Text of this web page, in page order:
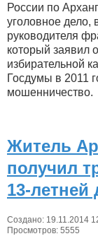
России по
уголовное
руководителя
который заявил
избирательной
Госдумы в 2011
мошенничество.
Житель
получил
13-летней
Создано: 19.11.2014
Просмотров: 5555